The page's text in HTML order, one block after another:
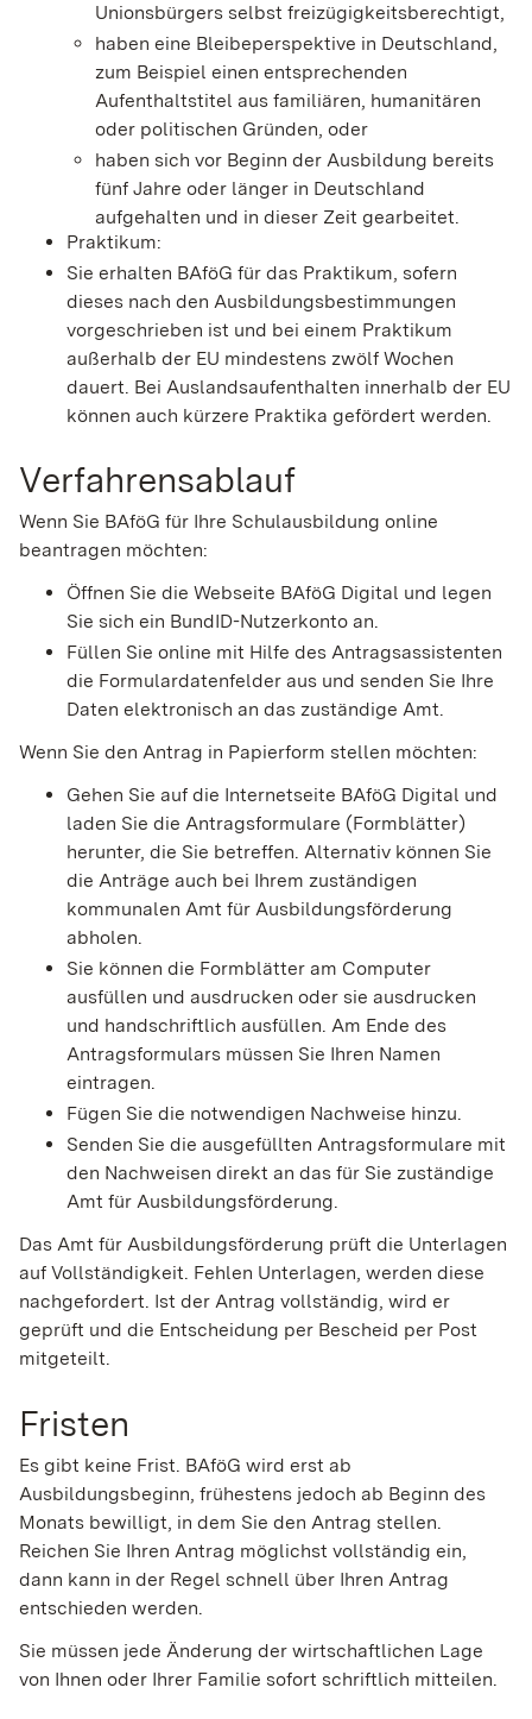
Unionsbürgers selbst freizügigkeitsberechtigt,
haben eine Bleibeperspektive in Deutschland,
zum Beispiel einen entsprechenden
Aufenthaltstitel aus familiären, humanitären
oder politischen Gründen, oder
haben sich vor Beginn der Ausbildung bereits
fünf Jahre oder länger in Deutschland
aufgehalten und in dieser Zeit gearbeitet.
Praktikum:
Sie erhalten BAföG für das Praktikum, sofern
dieses nach den Ausbildungsbestimmungen
vorgeschrieben ist und bei einem Praktikum
außerhalb der EU mindestens zwölf Wochen
dauert. Bei Auslandsaufenthalten innerhalb der EU
können auch kürzere Praktika gefördert werden.
Verfahrensablauf
Wenn Sie BAföG für Ihre Schulausbildung online
beantragen möchten:
Öffnen Sie die Webseite BAföG Digital und legen
Sie sich ein BundID-Nutzerkonto an.
Füllen Sie online mit Hilfe des Antragsassistenten
die Formulardatenfelder aus und senden Sie Ihre
Daten elektronisch an das zuständige Amt.
Wenn Sie den Antrag in Papierform stellen möchten:
Gehen Sie auf die Internetseite BAföG Digital und
laden Sie die Antragsformulare (Formblätter)
herunter, die Sie betreffen. Alternativ können Sie
die Anträge auch bei Ihrem zuständigen
kommunalen Amt für Ausbildungsförderung
abholen.
Sie können die Formblätter am Computer
ausfüllen und ausdrucken oder sie ausdrucken
und handschriftlich ausfüllen. Am Ende des
Antragsformulars müssen Sie Ihren Namen
eintragen.
Fügen Sie die notwendigen Nachweise hinzu.
Senden Sie die ausgefüllten Antragsformulare mit
den Nachweisen direkt an das für Sie zuständige
Amt für Ausbildungsförderung.
Das Amt für Ausbildungsförderung prüft die Unterlagen
auf Vollständigkeit. Fehlen Unterlagen, werden diese
nachgefordert. Ist der Antrag vollständig, wird er
geprüft und die Entscheidung per Bescheid per Post
mitgeteilt.
Fristen
Es gibt keine Frist. BAföG wird erst ab
Ausbildungsbeginn, frühestens jedoch ab Beginn des
Monats bewilligt, in dem Sie den Antrag stellen.
Reichen Sie Ihren Antrag möglichst vollständig ein,
dann kann in der Regel schnell über Ihren Antrag
entschieden werden.
Sie müssen jede Änderung der wirtschaftlichen Lage
von Ihnen oder Ihrer Familie sofort schriftlich mitteilen.